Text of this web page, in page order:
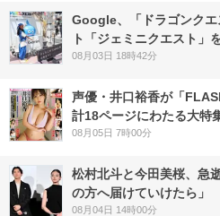
Google、「ドラゴンク
ト「ジェミニクエスト」
08月03日 18時42分
声優・井口裕香が「
計18ページにわたる大特
08月05日 7時00分
松村北斗と今田美桜、急
の方へ届けていけたら」
08月04日 14時00分